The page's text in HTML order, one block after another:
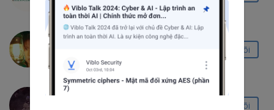
Hoang Viet Hung
Theo dõi
Vũ Tiến Hòa
Theo dõi